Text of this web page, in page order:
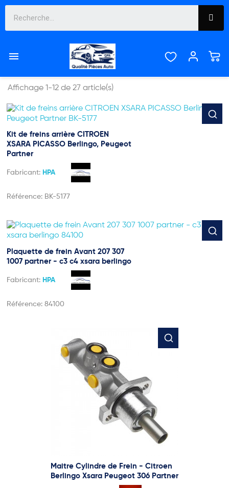

FREINAGE

Affichage 1-12 de 27 article(s)
Kit de freins arrière CITROEN
XSARA PICASSO Berlingo, Peugeot
Partner
Fabricant: HPA
Référence: BK-5177
Plaquette de frein Avant 207 307
1007 partner - c3 c4 xsara berlingo
Fabricant: HPA
Référence: 84100
Maitre Cylindre de Frein - Citroen
Berlingo Xsara Peugeot 306 Partner